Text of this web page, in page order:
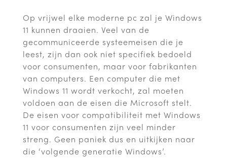
Op vrijwel elke moderne pc zal je Windows
11 kunnen draaien. Veel van de
gecommuniceerde systeemeisen die je
leest, zijn dan ook niet specifiek bedoeld
voor consumenten, maar voor fabrikanten
van computers. Een computer die met
Windows 11 wordt verkocht, zal moeten
voldoen aan de eisen die Microsoft stelt.
De eisen voor compatibiliteit met Windows
11 voor consumenten zijn veel minder
streng. Geen paniek dus en uitkijken naar
die ‘volgende generatie Windows’.